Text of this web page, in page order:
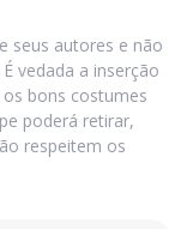
seus autores e não
vedada a inserção
bons costumes
poderá retirar,
respeitem os